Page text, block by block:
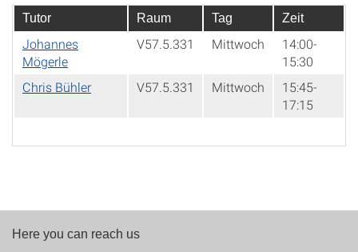
Tutor Raum Tag Zeit
Johannes
Mögerle
V57.5.331 Mittwoch
14:00-
15:30
Chris Bühler
V57.5.331 Mittwoch
15:45-
17:15
Here you can reach us